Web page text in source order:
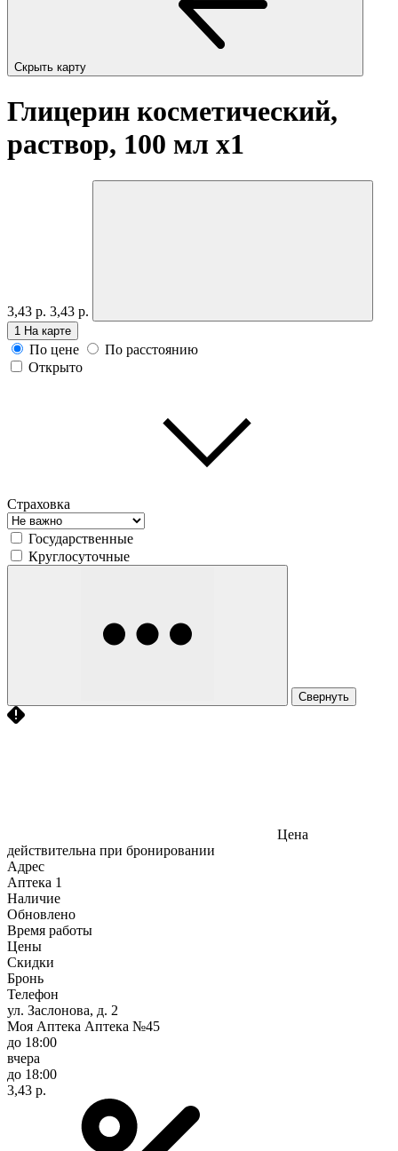
Скрыть карту
Глицерин косметический,
раствор, 100 мл x1
3,43 р. 3,43 р.
1 На карте
По цене
По расстоянию
Открыто
Страховка
Государственные
Круглосуточные
Свернуть
Цена
действительна при бронировании
Адрес
Аптека 1
Наличие
Обновлено
Время работы
Цены
Скидки
Бронь
Телефон
ул. Заслонова, д. 2
Моя Аптека Аптека №45
до 18:00
вчера
до 18:00
3,43 р.